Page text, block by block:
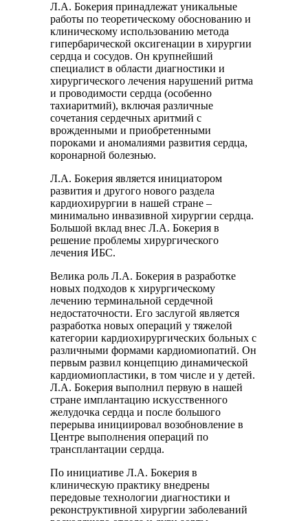
Л.А. Бокерия принадлежат уникальные
работы по теоретическому обоснованию и
клиническому использованию метода
гипербарической оксигенации в хирургии
сердца и сосудов. Он крупнейший
специалист в области диагностики и
хирургического лечения нарушений ритма
и проводимости сердца (особенно
тахиаритмий), включая различные
сочетания сердечных аритмий с
врожденными и приобретенными
пороками и аномалиями развития сердца,
коронарной болезнью.
Л.А. Бокерия является инициатором
развития и другого нового раздела
кардиохирургии в нашей стране –
минимально инвазивной хирургии сердца.
Большой вклад внес Л.А. Бокерия в
решение проблемы хирургического
лечения ИБС.
Велика роль Л.А. Бокерия в разработке
новых подходов к хирургическому
лечению терминальной сердечной
недостаточности. Его заслугой является
разработка новых операций у тяжелой
категории кардиохирургических больных с
различными формами кардиомиопатий. Он
первым развил концепцию динамической
кардиомиопластики, в том числе и у детей.
Л.А. Бокерия выполнил первую в нашей
стране имплантацию искусственного
желудочка сердца и после большого
перерыва инициировал возобновление в
Центре выполнения операций по
трансплантации сердца.
По инициативе Л.А. Бокерия в
клиническую практику внедрены
передовые технологии диагностики и
реконструктивной хирургии заболеваний